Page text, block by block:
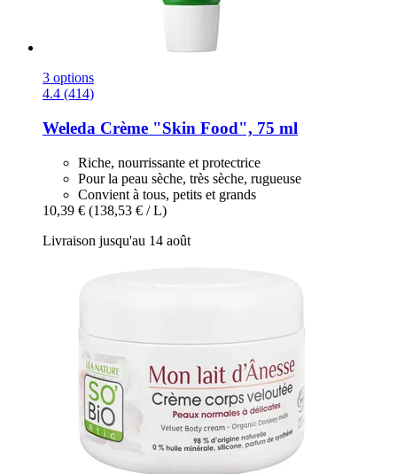
3 options
4.4 (414)
Weleda Crème "Skin Food", 75 ml
Riche, nourrissante et protectrice
Pour la peau sèche, très sèche, rugueuse
Convient à tous, petits et grands
10,39 € (138,53 € / L)
Livraison jusqu'au 14 août